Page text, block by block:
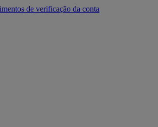
de verificação da conta